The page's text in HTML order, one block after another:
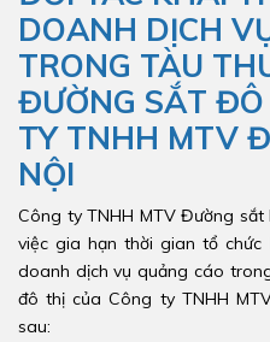
DOANH DỊCH
TRONG TÀU
ĐƯỜNG SẮT ĐÔ
TY TNHH MTV
NỘI
Công ty TNHH MTV Đường
việc gia hạn thời gian tổ
doanh dịch vụ quảng cáo
đô thị của Công ty TNHH
sau: